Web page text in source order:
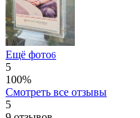
Ещё фото6
5
100%
Смотреть все отзывы
5